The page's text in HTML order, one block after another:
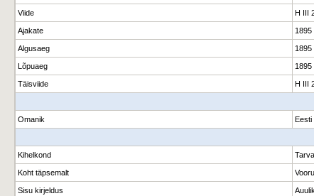
Viide H III
Ajakate 1895
Algusaeg 1895
Lõpuaeg 1895
Täisviide H III
Omanik Eesti
Kihelkond
Koht täpsemalt
Sisu kirjeldus